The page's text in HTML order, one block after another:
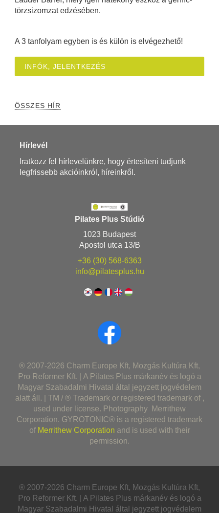
törzsizomzat edzésében.
A 3 tanfolyam egyben is és külön is elvégezhető!
INFÓK, JELENTKEZÉS
ÖSSZES HÍR
Hírlevél
Iratkozz fel hírlevelünkre, hogy értesíteni tudjunk
legfrissebb akcióinkról, híreinkről.
Pilates Plus Stúdió
1023 Budapest
Apostol utca 13/B
+36 (30) 568-6363
info@pilatesplus.hu
® 2007-2026 Charm Europe Kft, Mozgás Kultúra Kft,
Pro Reformer Kft. | A Pilates Plus márkanév és logó a
Magyar Szabadalmi Hivatal által jegyzett jogvédelem
alatt áll. | TM / ® Trademark or registered trademark of ,
used under license. Photography Merrithew
Corporation. GYROTONIC® is a registered trademark
of Merrithew Corporation and is used with their
permission.
® 2007-2026 Charm Europe Kft, Mozgás Kultúra Kft,
Pro Reformer Kft. | A Pilates Plus márkanév és logó a
Magyar Szabadalmi Hivatal által jegyzett jogvédelem